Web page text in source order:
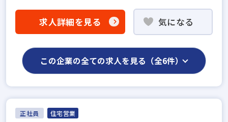
求人詳細を見る 気になる
この企業の全ての求人を見る（全6件）
正社員 住宅営業